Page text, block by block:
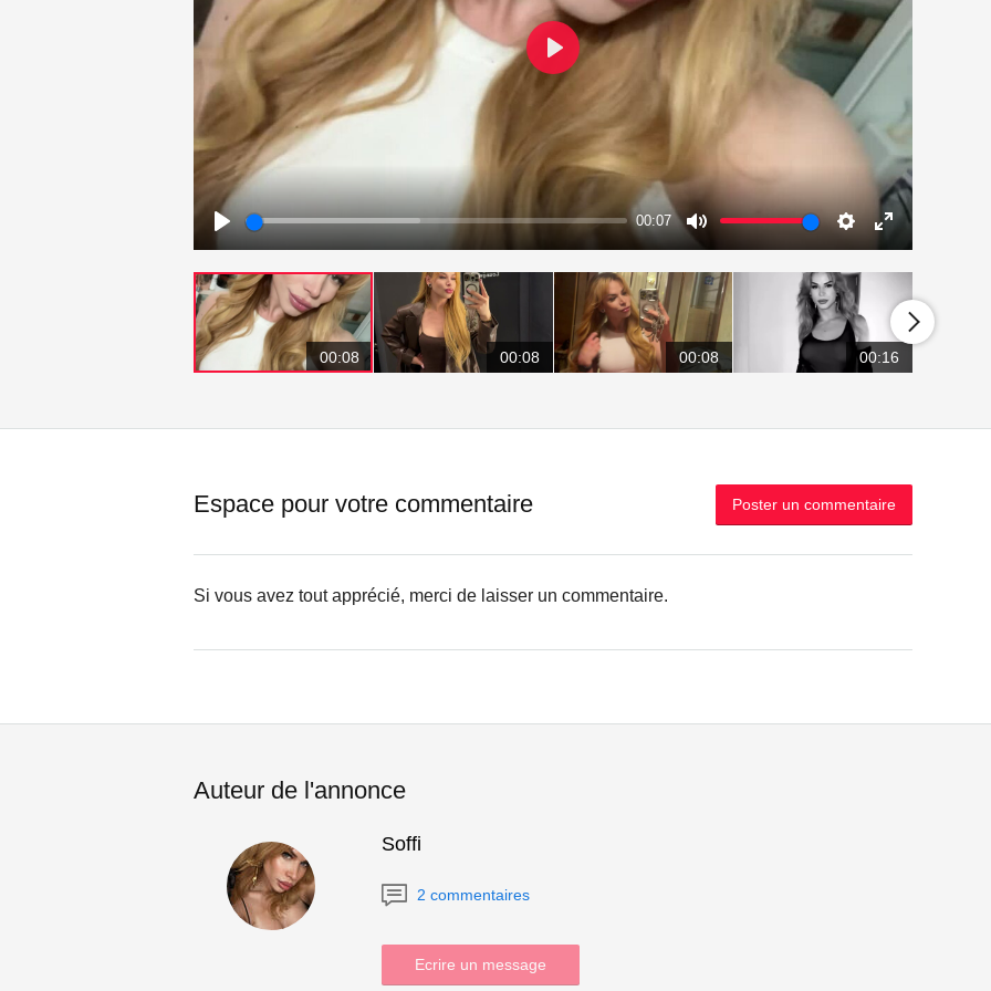
00:07
Enter
fullscreen
Play
00:08 00:08 00:08 00:16
Espace pour votre commentaire Poster un commentaire
Si vous avez tout apprécié, merci de laisser un commentaire.
Auteur de l'annonce
Soffi
2 commentaires
Ecrire un message